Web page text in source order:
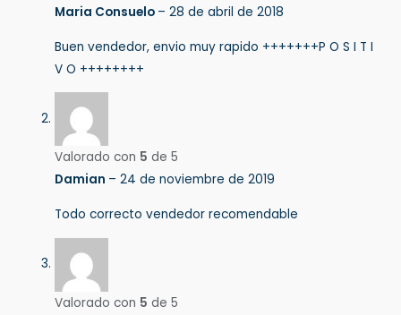
Maria Consuelo – 28 de abril de 2018
Buen vendedor, envio muy rapido +++++++P O S I T I
V O ++++++++
Valorado con 5 de 5
Damian – 24 de noviembre de 2019
Todo correcto vendedor recomendable
Valorado con 5 de 5